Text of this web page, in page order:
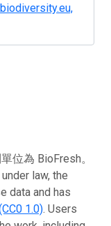
位為 BioFresh。
law, the
data and has
1.0). Users